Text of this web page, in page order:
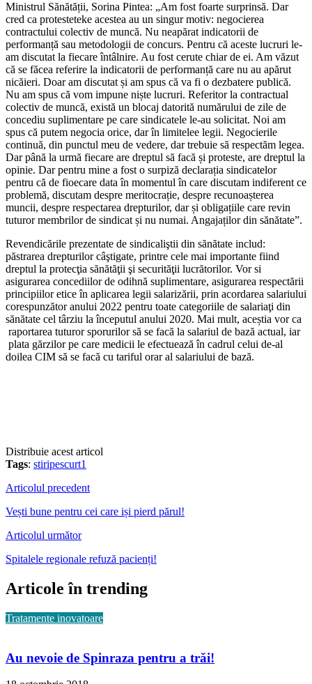
Ministrul Sănătății, Sorina Pintea: „Am fost foarte surprinsă. Dar
cred ca protesteteke acestea au un singur motiv: negocierea
contractului colectiv de muncă. Nu neapărat indicatorii de
performanță sau metodologii de concurs. Pentru că aceste lucruri le-
am discutat la fiecare întâlnire. Au fost cerute chiar de ei. Am văzut
că se făcea referire la indicatorii de performanță care nu au apărut
nicăieri. Doar am discutat și am spus că va fi o dezbatere publică.
Nu am spus că vom impune niște lucruri. Referitor la contractual
colectiv de muncă, există un blocaj datorită numărului de zile de
concediu suplimentare pe care sindicatele le-au solicitat. Noi am
spus că putem negocia orice, dar în limitelee legii. Negocierile
continuă, din punctul meu de vedere, dar trebuie să respectăm legea.
Dar până la urmă fiecare are dreptul să facă și proteste, are dreptul la
opinie. Dar pentru mine a fost o surpiză declarația sindicatelor
pentru că de fioecare data în momentul în care discutam indiferent ce
problemă, discutam despre meritocrație, despre recunoașterea
muncii, despre respectarea drepturilor, dar și obligațiile care revin
tuturor membrilor de sindicat și nu numai. Angajaților din sănătate”.
Revendicările prezentate de sindicaliştii din sănătate includ:
păstrarea drepturilor câştigate, printre cele mai importante fiind
dreptul la protecţia sănătăţii şi securităţii lucrătorilor. Vor si
asigurarea concediilor de odihnă suplimentare, asigurarea respectării
principiilor etice în aplicarea legii salarizării, prin acordarea salariului
corespunzător anului 2022 pentru toate categoriile de salariaţi din
sănătate cel târziu la începutul anului 2020. Mai mult, aceștia vor ca
raportarea tuturor sporurilor să se facă la salariul de bază actual, iar
plata gărzilor pe care medicii le efectuează în cadrul celui de-al
doilea CIM să se facă cu tariful orar al salariului de bază.
Distribuie acest articol
Tags: stiripescurt1
Articolul precedent
Vești bune pentru cei care iși pierd părul!
Articolul următor
Spitalele regionale refuză pacienți!
Articole în trending
Tratamente inovatoare
Au nevoie de Spinraza pentru a trăi!